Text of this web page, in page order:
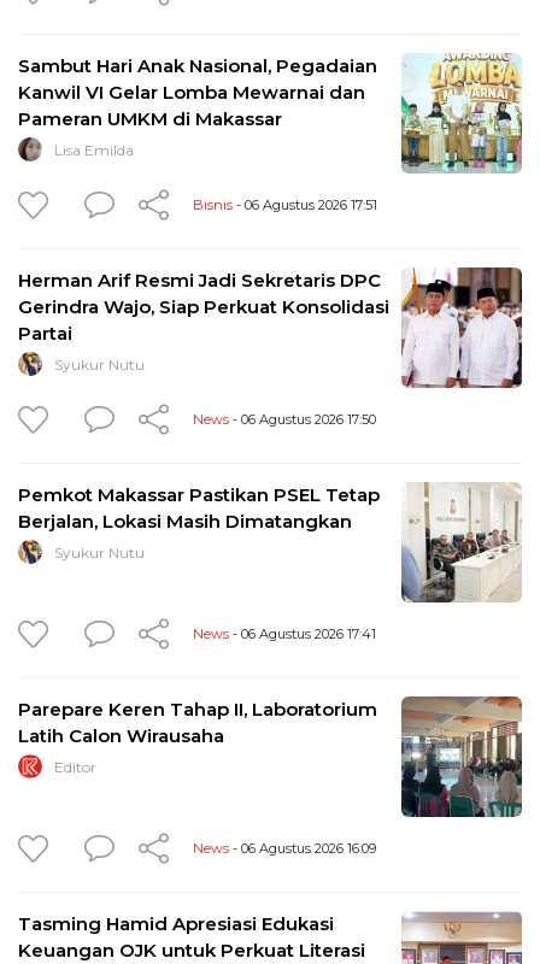
Sambut Hari Anak Nasional, Pegadaian
Kanwil VI Gelar Lomba Mewarnai dan
Pameran UMKM di Makassar
Lisa Emilda
Bisnis - 06 Agustus 2026 17:51
Herman Arif Resmi Jadi Sekretaris DPC
Gerindra Wajo, Siap Perkuat Konsolidasi
Partai
Syukur Nutu
News - 06 Agustus 2026 17:50
Pemkot Makassar Pastikan PSEL Tetap
Berjalan, Lokasi Masih Dimatangkan
Syukur Nutu
News - 06 Agustus 2026 17:41
Parepare Keren Tahap II, Laboratorium
Latih Calon Wirausaha
Editor
News - 06 Agustus 2026 16:09
Tasming Hamid Apresiasi Edukasi
Keuangan OJK untuk Perkuat Literasi